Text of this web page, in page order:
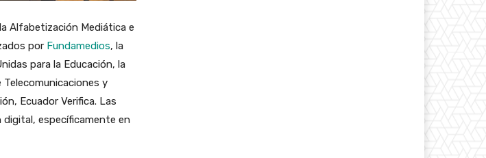
Alfabetización Mediática e
por Fundamedios, la
para la Educación, la
Telecomunicaciones y
Ecuador Verifica. Las
específicamente en